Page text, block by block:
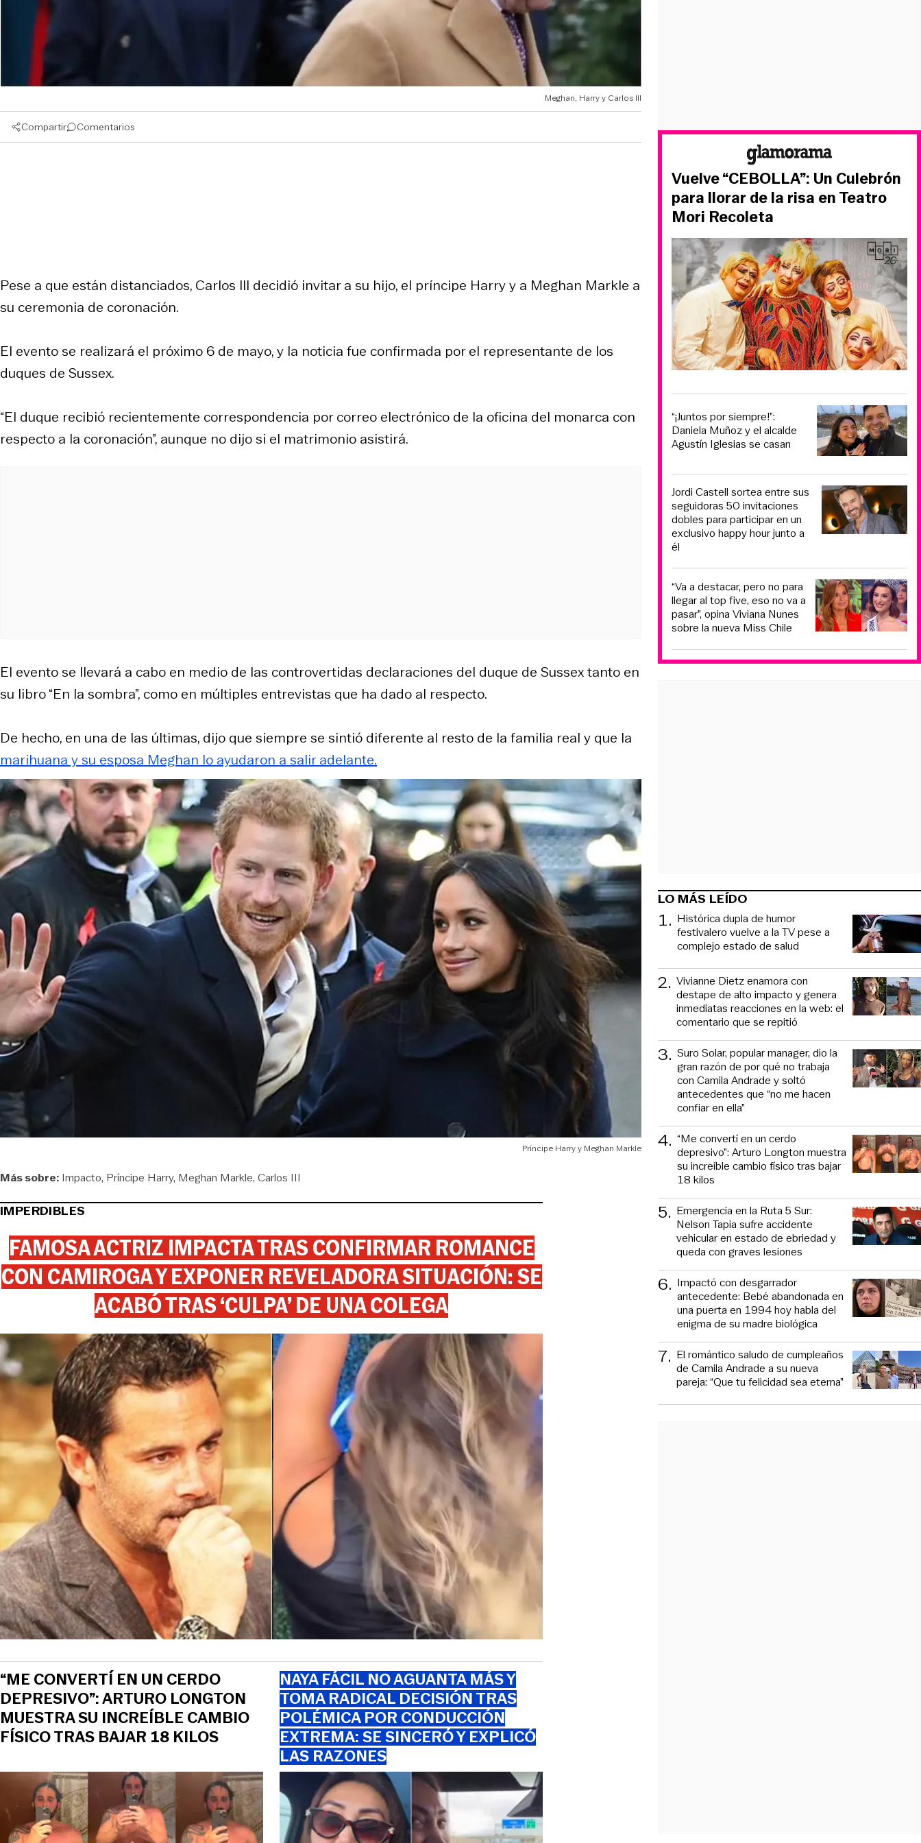
Meghan, Harry y Carlos III
Compartir Comentarios
Pese a que están distanciados, Carlos III decidió invitar a su hijo, el príncipe Harry y a Meghan Markle a
su ceremonia de coronación.
El evento se realizará el próximo 6 de mayo, y la noticia fue confirmada por el representante de los
duques de Sussex.
“El duque recibió recientemente correspondencia por correo electrónico de la oficina del monarca con
respecto a la coronación”, aunque no dijo si el matrimonio asistirá.
El evento se llevará a cabo en medio de las controvertidas declaraciones del duque de Sussex tanto en
su libro “En la sombra”, como en múltiples entrevistas que ha dado al respecto.
De hecho, en una de las últimas, dijo que siempre se sintió diferente al resto de la familia real y que la
marihuana y su esposa Meghan lo ayudaron a salir adelante.
Príncipe Harry y Meghan Markle
Más sobre: Impacto Príncipe Harry Meghan Markle Carlos III
IMPERDIBLES
FAMOSA ACTRIZ IMPACTA TRAS CONFIRMAR ROMANCE
CON CAMIROGA Y EXPONER REVELADORA SITUACIÓN: SE
ACABÓ TRAS ‘CULPA’ DE UNA COLEGA
“ME CONVERTÍ EN UN CERDO
DEPRESIVO”: ARTURO LONGTON
MUESTRA SU INCREÍBLE CAMBIO
FÍSICO TRAS BAJAR 18 KILOS
NAYA FÁCIL NO AGUANTA MÁS Y
TOMA RADICAL DECISIÓN TRAS
POLÉMICA POR CONDUCCIÓN
EXTREMA: SE SINCERÓ Y EXPLICÓ
LAS RAZONES
Vuelve “CEBOLLA”: Un Culebrón
para llorar de la risa en Teatro
Mori Recoleta
“¡Juntos por siempre!”:
Daniela Muñoz y el alcalde
Agustín Iglesias se casan
Jordi Castell sortea entre sus
seguidoras 50 invitaciones
dobles para participar en un
exclusivo happy hour junto a
él
“Va a destacar, pero no para
llegar al top five, eso no va a
pasar”, opina Viviana Nunes
sobre la nueva Miss Chile
LO MÁS LEÍDO
1. Histórica dupla de humor
festivalero vuelve a la TV pese a
complejo estado de salud
2. Vivianne Dietz enamora con
destape de alto impacto y genera
inmediatas reacciones en la web: el
comentario que se repitió
3. Suro Solar, popular manager, dio la
gran razón de por qué no trabaja
con Camila Andrade y soltó
antecedentes que “no me hacen
confiar en ella”
4. “Me convertí en un cerdo
depresivo”: Arturo Longton muestra
su increíble cambio físico tras bajar
18 kilos
5. Emergencia en la Ruta 5 Sur:
Nelson Tapia sufre accidente
vehicular en estado de ebriedad y
queda con graves lesiones
6. Impactó con desgarrador
antecedente: Bebé abandonada en
una puerta en 1994 hoy habla del
enigma de su madre biológica
7. El romántico saludo de cumpleaños
de Camila Andrade a su nueva
pareja: “Que tu felicidad sea eterna”